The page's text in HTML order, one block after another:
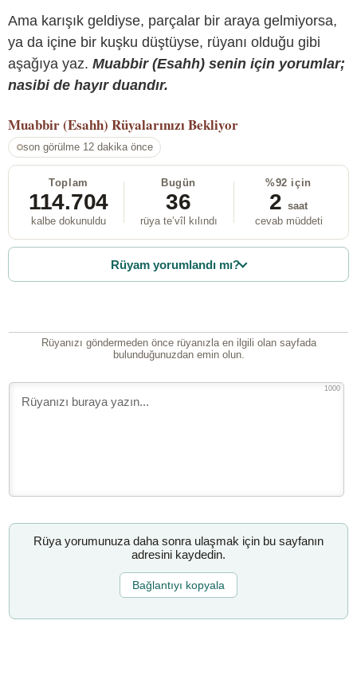
Ama karışık geldiyse, parçalar bir araya gelmiyorsa,
ya da içine bir kuşku düştüyse, rüyanı olduğu gibi
aşağıya yaz. Muabbir (Esahh) senin için yorumlar;
nasibi de hayır duandır.
Muabbir (Esahh) Rüyalarınızı Bekliyor
son görülme 12 dakika önce
Toplam
114.704
kalbe dokunuldu
Bugün
36
rüya te’vîl kılındı
%92 için
2 saat
cevab müddeti
Rüyam yorumlandı mı?
Rüyanızı göndermeden önce rüyanızla en ilgili olan sayfada
bulunduğunuzdan emin olun.
1000
Rüya yorumunuza daha sonra ulaşmak için bu sayfanın
adresini kaydedin.
Bağlantıyı kopyala